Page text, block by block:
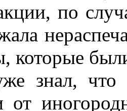
по
которые
что в
от